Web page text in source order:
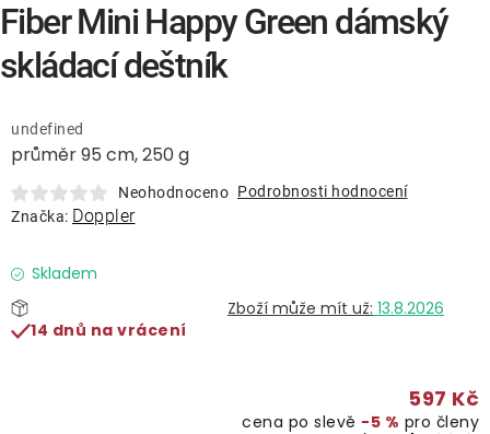
Lavice a houpačky
Lehátka
Doplňky
Deštníky
Gastro produkty
průměr 95 cm, 250 g
undefined
Neohodnoceno Podrobnosti hodnocení
Značka: Doppler
Skladem
13.8.2026
14 dnů na vrácení
597 Kč
cena po slevě −5 % pro členy
Fiber Mini Happy Green dámský
skládací deštník